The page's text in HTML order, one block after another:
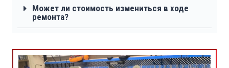
Может ли стоимость измениться в ходе
ремонта?